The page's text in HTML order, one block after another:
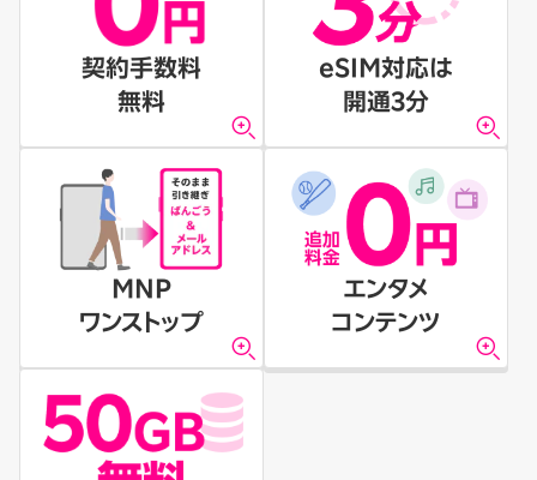
契約手数料
無料
eSIM対応は
開通3分
MNP
ワンストップ
エンタメ
コンテンツ